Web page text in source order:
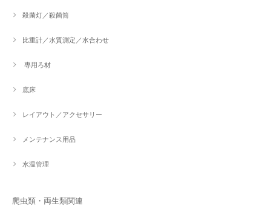
殺菌灯／殺菌筒
比重計／水質測定／水合わせ
専用ろ材
底床
レイアウト／アクセサリー
メンテナンス用品
水温管理
爬虫類・両生類関連